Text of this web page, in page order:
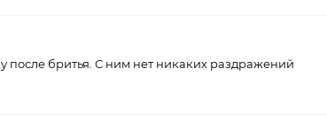
после бритья. С ним нет никаких раздражений